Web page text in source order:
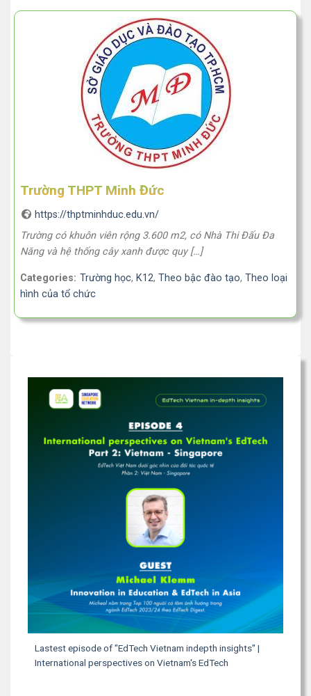
Trường THPT Minh Đức
https://thptminhduc.edu.vn/
Trường có khuôn viên rộng 3.600 m2, có Nhà Thi Đấu Đa
Năng và hệ thống cây xanh được quy […]
Categories: Trường học, K12, Theo bậc đào tạo, Theo loại
hình của tổ chức
Lastest episode of "EdTech Vietnam indepth insights" |
International perspectives on Vietnam's EdTech